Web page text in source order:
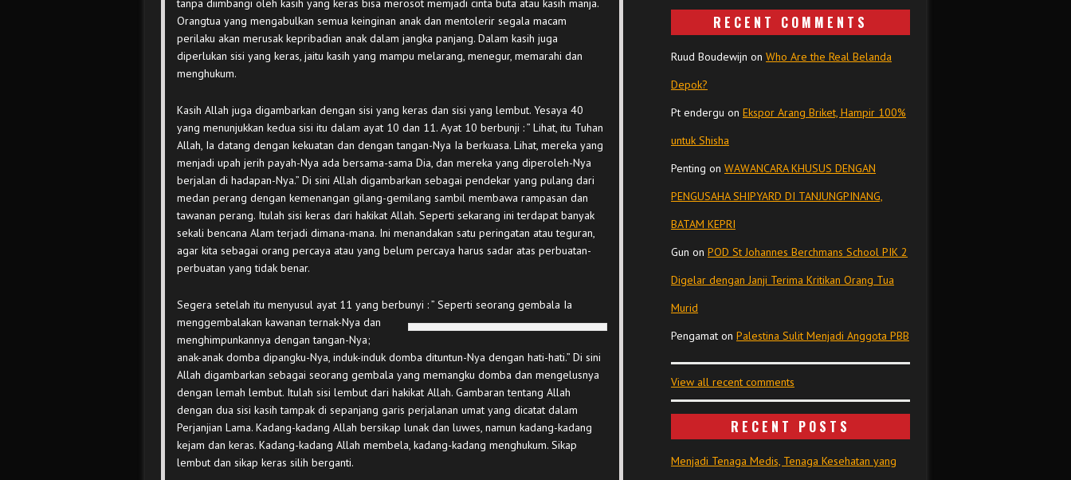
tanpa diimbangi oleh kasih yang keras bisa merosot memjadi cinta buta atau kasih manja.
Orangtua yang mengabulkan semua keinginan anak dan mentolerir segala macam
perilaku akan merusak kepribadian anak dalam jangka panjang. Dalam kasih juga
diperlukan sisi yang keras, jaitu kasih yang mampu melarang, menegur, memarahi dan
menghukum.
Kasih Allah juga digambarkan dengan sisi yang keras dan sisi yang lembut. Yesaya 40
yang menunjukkan kedua sisi itu dalam ayat 10 dan 11. Ayat 10 berbunji : ” Lihat, itu Tuhan
Allah, Ia datang dengan kekuatan dan dengan tangan-Nya Ia berkuasa. Lihat, mereka yang
menjadi upah jerih payah-Nya ada bersama-sama Dia, dan mereka yang diperoleh-Nya
berjalan di hadapan-Nya.” Di sini Allah digambarkan sebagai pendekar yang pulang dari
medan perang dengan kemenangan gilang-gemilang sambil membawa rampasan dan
tawanan perang. Itulah sisi keras dari hakikat Allah. Seperti sekarang ini terdapat banyak
sekali bencana Alam terjadi dimana-mana. Ini menandakan satu peringatan atau teguran,
agar kita sebagai orang percaya atau yang belum percaya harus sadar atas perbuatan-
perbuatan yang tidak benar.
Segera setelah itu menyusul ayat 11 yang berbunyi : ” Seperti seorang gembala Ia
menggembalakan kawanan ternak-Nya dan
menghimpunkannya dengan tangan-Nya;
anak-anak domba dipangku-Nya, induk-induk domba dituntun-Nya dengan hati-hati.” Di sini
Allah digambarkan sebagai seorang gembala yang memangku domba dan mengelusnya
dengan lemah lembut. Itulah sisi lembut dari hakikat Allah. Gambaran tentang Allah
dengan dua sisi kasih tampak di sepanjang garis perjalanan umat yang dicatat dalam
Perjanjian Lama. Kadang-kadang Allah bersikap lunak dan luwes, namun kadang-kadang
kejam dan keras. Kadang-kadang Allah membela, kadang-kadang menghukum. Sikap
lembut dan sikap keras silih berganti.
RECENT COMMENTS
Ruud Boudewijn on Who Are the Real Belanda
Depok?
Pt endergu on Ekspor Arang Briket, Hampir 100%
untuk Shisha
Penting on WAWANCARA KHUSUS DENGAN
PENGUSAHA SHIPYARD DI TANJUNGPINANG,
BATAM KEPRI
Gun on POD St Johannes Berchmans School PIK 2
Digelar dengan Janji Terima Kritikan Orang Tua
Murid
Pengamat on Palestina Sulit Menjadi Anggota PBB
View all recent comments
RECENT POSTS
Menjadi Tenaga Medis, Tenaga Kesehatan yang